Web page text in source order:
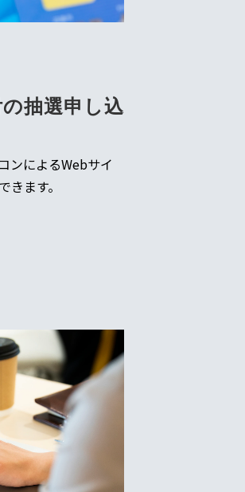
抽選申し込
ンによるWebサイ
ます。